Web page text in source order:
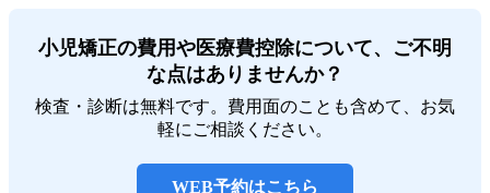
小児矯正の費用や医療費控除について、ご不明
な点はありませんか？
検査・診断は無料です。費用面のことも含めて、お気
軽にご相談ください。
WEB予約はこちら